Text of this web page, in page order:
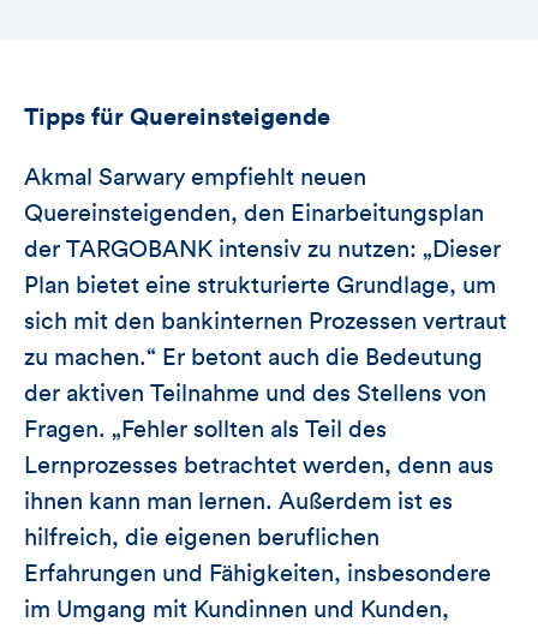
Tipps für Quereinsteigende
Akmal Sarwary empfiehlt neuen
Quereinsteigenden, den Einarbeitungsplan
der TARGOBANK intensiv zu nutzen: „Dieser
Plan bietet eine strukturierte Grundlage, um
sich mit den bankinternen Prozessen vertraut
zu machen.“ Er betont auch die Bedeutung
der aktiven Teilnahme und des Stellens von
Fragen. „Fehler sollten als Teil des
Lernprozesses betrachtet werden, denn aus
ihnen kann man lernen. Außerdem ist es
hilfreich, die eigenen beruflichen
Erfahrungen und Fähigkeiten, insbesondere
im Umgang mit Kundinnen und Kunden,